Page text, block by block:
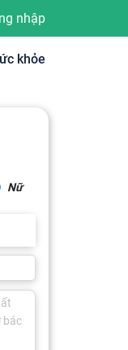
nhập
khỏe
Nữ